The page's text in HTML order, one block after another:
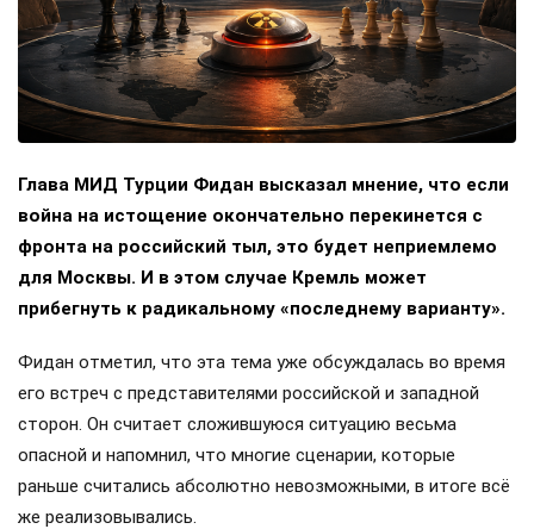
Глава МИД Турции Фидан высказал мнение, что если
война на истощение окончательно перекинется с
фронта на российский тыл, это будет неприемлемо
для Москвы. И в этом случае Кремль может
прибегнуть к радикальному «последнему варианту».
Фидан отметил, что эта тема уже обсуждалась во время
его встреч с представителями российской и западной
сторон. Он считает сложившуюся ситуацию весьма
опасной и напомнил, что многие сценарии, которые
раньше считались абсолютно невозможными, в итоге всё
же реализовывались.